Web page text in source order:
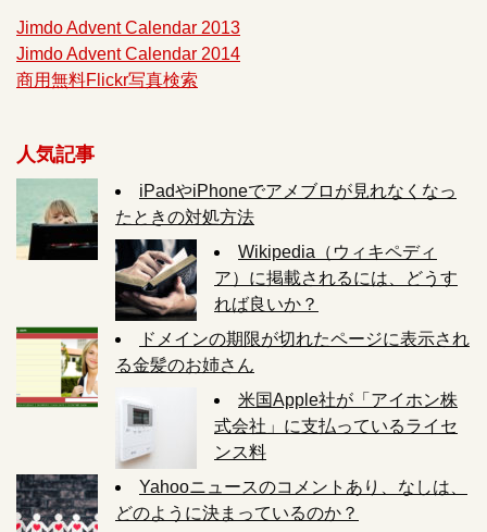
Jimdo Advent Calendar 2013
Jimdo Advent Calendar 2014
商用無料Flickr写真検索
人気記事
iPadやiPhoneでアメブロが見れなくなっ
たときの対処方法
Wikipedia（ウィキペディ
ア）に掲載されるには、どうす
れば良いか？
ドメインの期限が切れたページに表示され
る金髪のお姉さん
米国Apple社が「アイホン株
式会社」に支払っているライセ
ンス料
Yahooニュースのコメントあり、なしは、
どのように決まっているのか？